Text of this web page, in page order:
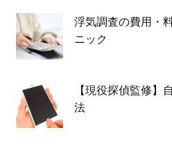
浮気調査の費用・
ニック
【現役探偵監修】
法